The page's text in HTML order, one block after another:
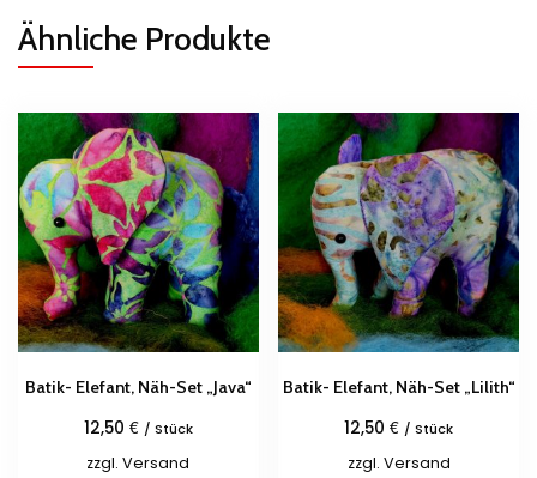
Ähnliche Produkte
Batik- Elefant, Näh-Set „Java“
12,50 € / Stück
zzgl.Versand
Batik- Elefant, Näh-Set „Lilith“
12,50€ / Stück
zzgl. Versand